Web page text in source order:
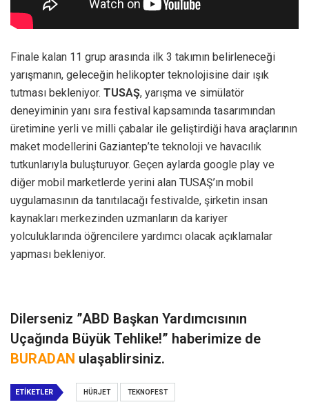
Finale kalan 11 grup arasında ilk 3 takımın belirleneceği
yarışmanın, geleceğin helikopter teknolojisine dair ışık
tutması bekleniyor. TUSAŞ, yarışma ve simülatör
deneyiminin yanı sıra festival kapsamında tasarımından
üretimine yerli ve milli çabalar ile geliştirdiği hava araçlarının
maket modellerini Gaziantep’te teknoloji ve havacılık
tutkunlarıyla buluşturuyor. Geçen aylarda google play ve
diğer mobil marketlerde yerini alan TUSAŞ’ın mobil
uygulamasının da tanıtılacağı festivalde, şirketin insan
kaynakları merkezinden uzmanların da kariyer
yolculuklarında öğrencilere yardımcı olacak açıklamalar
yapması bekleniyor.
Dilerseniz ”ABD Başkan Yardımcısının
Uçağında Büyük Tehlike!” haberimize de
BURADAN ulaşablirsiniz.
ETIKETLER HÜRJET TEKNOFEST